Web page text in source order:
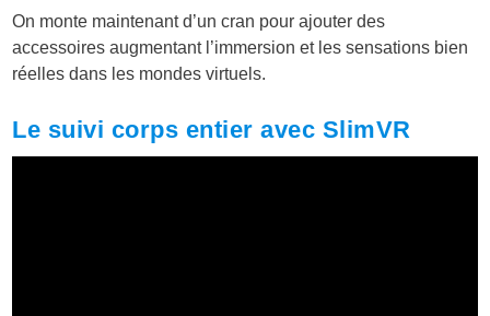
On monte maintenant d’un cran pour ajouter des
accessoires augmentant l’immersion et les sensations bien
réelles dans les mondes virtuels.
Le suivi corps entier avec SlimVR